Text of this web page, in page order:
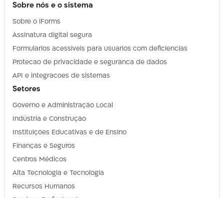
Sobre nós e o sistema
Sobre o iForms
Assinatura digital segura
Formularios acessiveis para usuarios com deficiencias
Protecao de privacidade e seguranca de dados
API e integracoes de sistemas
Setores
Governo e Administração Local
Indústria e Construção
Instituições Educativas e de Ensino
Finanças e Seguros
Centros Médicos
Alta Tecnologia e Tecnologia
Recursos Humanos